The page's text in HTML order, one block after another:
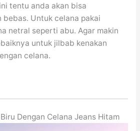
tentu anda akan bisa
Untuk celana pakai
netral seperti abu. Agar makin
untuk jilbab kenakan
celana.
Dengan Celana Jeans Hitam